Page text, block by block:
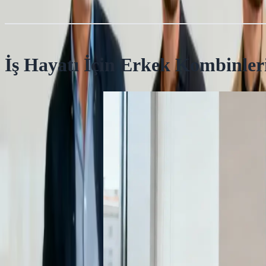
İş Hayatı İçin Erkek